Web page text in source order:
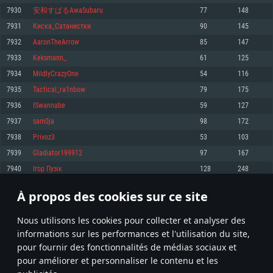
À propos des cookies sur ce site
Nous utilisons les cookies pour collecter et analyser des
informations sur les performances et l'utilisation du site,
pour fournir des fonctionnalités de médias sociaux et
pour améliorer et personnaliser le contenu et les
Mémoire: 4 GB
Carte graphique supportant DirectX 11: AMD Radeon 77XX / NVIDIA
GeForce GTX 660. La résolution minimale supportée par le jeu est de 720p
Connection: Connexion Internet à haut débit
Disque dur: 23.1 Go (client minimal)
Recommandée
1060 et plus, Radeon RX 570 et plus.
Disque dur: 75.9 Go (client complet)
pas supportés)
Mémoire: 6 GB
Carte graphique: Intel Iris Pro 5200 (Mac), ou analogue AMD/Nvidia. La
résolution minimale supportée par le jeu est de 720p.
Connection: Connexion Internet à haut débit
Disque dur: 62,2 Go (client minimal)
Recommandée
OS: Mac OS Big Sur 11.0 ou plus récent
Processeur: Core i7 (Les processeurs Intel Xeon ne sont pas supportés)
Mémoire: 8 GB
Carte graphique: Radeon Vega II ou plus avec support de Metal
Disque dur: 62,2 Go (client complet)
Mémoire: 4 GB
Carte graphique: NVIDIA 660 avec les derniers drivers (moins de 6 mois) /
de même pour AMD (La résolution minimale supportée par le jeu est de
720p)
Connection: Connexion Internet à haut débit
Disque dur: 62,2 Go (client minimal)
Recommandée
OS: Ubuntu 20.04 64bit
Processeur: Intel Core i7
Mémoire: 8 GB
Carte graphique: NVIDIA 1060 avec les derniers drivers (moins de 6 mois) /
6 mois et supportant Vulkan
Connection: Connexion Internet à haut débit
Disque dur: 60,2 Go (client complet)
7930 安和すばるAwaSubaru 77 148
7931 Киска_Сатанистки 90 145
7932 AaronTheArrow 85 147
7933 Keksmann_ 61 125
7934 MildlyCrazyOne 54 116
7935 Tactical_ra1nbow 79 175
7936 ISwannabe 59 127
7937 sam0ja 98 172
7938 Privoz3 53 103
7939 Gladiator199912 97 167
7940 Ігор Пузік 128 248
* Classement mis à jour quotidiennement
396 397 398 497